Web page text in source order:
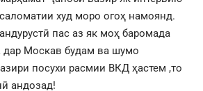
худ моро огоҳ намоянд.
пас аз як моҳ баромада
дар Москав будам ва шумо
посухи расмии ВКД ҳастем ,то
андозад!